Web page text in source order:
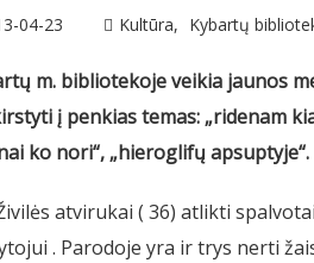
04-23 Kultūra Kybartų
m. bibliotekoje veikia jaunos
į penkias temas: „ridenam
ko nori“, „hieroglifų apsuptyje“.
atvirukai ( 36) atlikti
. Parodoje yra ir trys nerti